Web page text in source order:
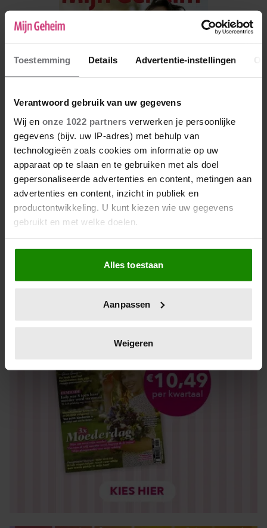
Toestemming Details Advertentie-instellingen
Verantwoord gebruik van uw gegevens
Wij en onze 1022 partners verwerken je persoonlijke
gegevens (bijv. uw IP-adres) met behulp van
technologieën zoals cookies om informatie op uw
apparaat op te slaan en te gebruiken met als doel
gepersonaliseerde advertenties en content, metingen aan
advertenties en content, inzicht in publiek en
productontwikkeling. U kunt kiezen wie uw gegevens
gebruikt en met welke doelen.
Als u het toestaat, willen we ook graag:
Informatie verzamelen over uw geografische locatie,
die tot een paar meter nauwkeurig kan zijn
op specifieke eigenschappen (fingerprinting)
verwerkt en stel uw voorkeuren in het
intrekken in de Cookieverklaring.
We gebruiken cookies om content en advertenties te
personaliseren, om functies voor social media te bieden
en om ons websiteverkeer te analyseren. Ook delen we
informatie over uw gebruik van onze site met onze
partners voor social media, adverteren en analyse. Deze
partners kunnen deze gegevens combineren met andere
verzameld op basis van uw gebruik van hun services. U
Alles toestaan
Aanpassen
Weigeren
De nieuwe Mijn Geheim ligt nu in de winkel
Abonneren
Digitaal lezen
Los kopen